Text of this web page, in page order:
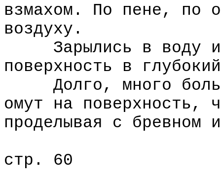
взмахом. По пене, по
воздуху.
Зарылись в воду и
поверхность в
Долго, много
омут на поверхность,
проделывая с бревном
стр. 60